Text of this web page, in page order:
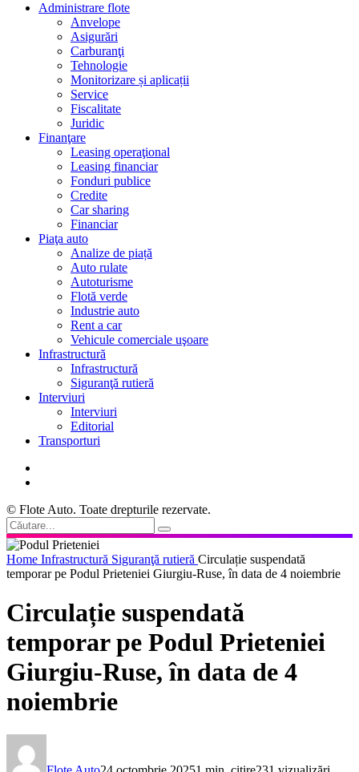
Administrare flote
Anvelope
Asigurări
Carburanţi
Tehnologie
Monitorizare și aplicații
Service
Fiscalitate
Juridic
Finanţare
Leasing operaţional
Leasing financiar
Fonduri publice
Credite
Car sharing
Financiar
Piaţa auto
Analize de piață
Auto rulate
Autoturisme
Flotă verde
Industrie auto
Rent a car
Vehicule comerciale uşoare
Infrastructură
Infrastructură
Siguranţă rutieră
Interviuri
Interviuri
Editorial
Transporturi
© Flote Auto. Toate drepturile rezervate.
Home Infrastructură Siguranţă rutieră Circulație suspendată
temporar pe Podul Prieteniei Giurgiu-Ruse, în data de 4 noiembrie
Circulație suspendată
temporar pe Podul Prieteniei
Giurgiu-Ruse, în data de 4
noiembrie